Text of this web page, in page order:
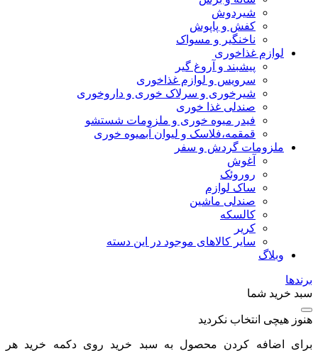
شیردوش
کفش و پاپوش
ناخنگیر و مسواک
لوازم غذاخوری
پیشبند و آروغ گیر
سرویس و لوازم غذاخوری
شیرخوری و سرلاک خوری و داروخوری
صندلی غذا خوری
فیدر میوه خوری و ملزومات شستشو
قمقمه،فلاسک و لیوان آبمیوه خوری
ملزومات گردش و سفر
آغوش
روروئک
ساک لوازم
صندلی ماشین
کالسکه
کریر
سایر کالاهای موجود در این دسته
وبلاگ
برندها
سبد خرید شما
هنوز هیچی انتخاب نکردید
برای اضافه کردن محصول به سبد خرید روی دکمه خرید هر